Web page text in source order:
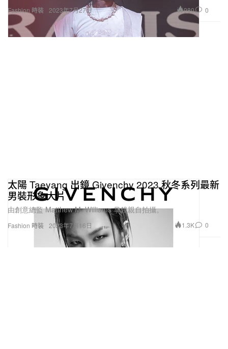
Fashion 時裝 2023年7月27日 980 0
Fashion 時裝
太陽 Taeyang 出鏡 Givenchy 2023 秋冬系列最新
男裝形象大片
由創意總監 Matthew M. Williams 掌鏡親自拍攝。
2023年7月16日 1.3K 0